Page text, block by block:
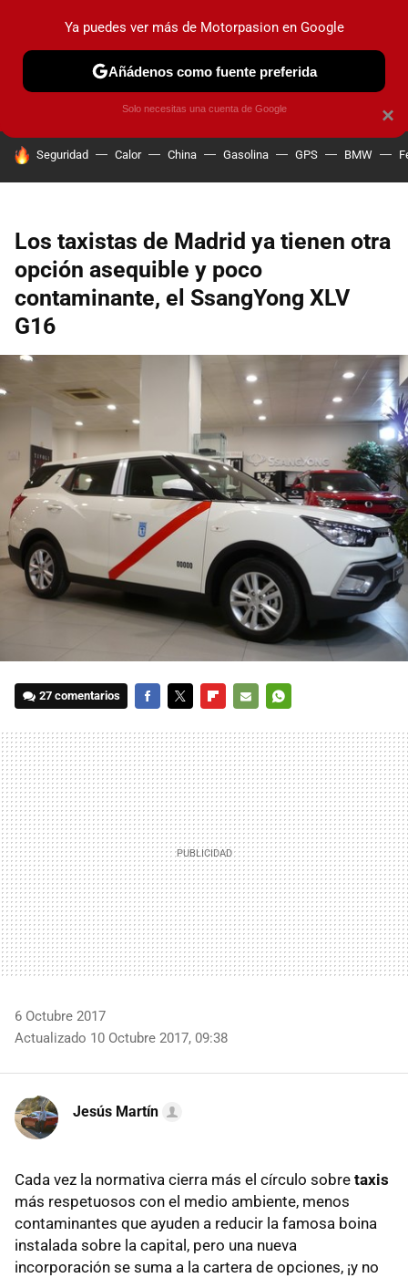
PRUEBAS COCHES ELÉCTRICOS OBSERVATORIO
HOY SE HABLA DE
Seguridad Calor China Gasolina GPS BMW
Los taxistas de Madrid ya tienen otra
opción asequible y poco
contaminante, el SsangYong XLV
G16
27 comentarios
MAIL
6 Octubre 2017
Actualizado 10 Octubre 2017, 09:38
Jesús Martín
Cada vez la normativa cierra más el círculo sobre taxis
más respetuosos con el medio ambiente, menos
contaminantes que ayuden a reducir la famosa boina
instalada sobre la capital, pero una nueva
incorporación se suma a la cartera de opciones, ¡y no
×
Ya puedes ver más de Motorpasion en Google
Añádenos como fuente preferida
Solo necesitas una cuenta de Google